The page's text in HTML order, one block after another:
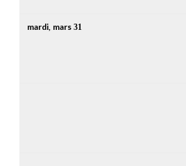
mardi, mars 31